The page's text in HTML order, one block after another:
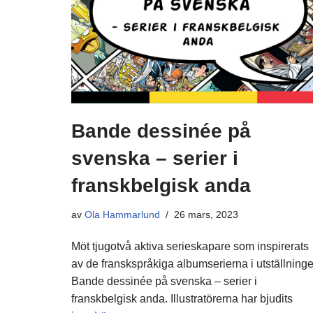
Bande dessinée på
svenska – serier i
franskbelgisk anda
av Ola Hammarlund 26 mars, 2023
Möt tjugotvå aktiva serieskapare som inspirerats
av de franskspråkiga albumserierna i
Bande dessinée på svenska – serier i
franskbelgisk anda. Illustratörerna har bjudits